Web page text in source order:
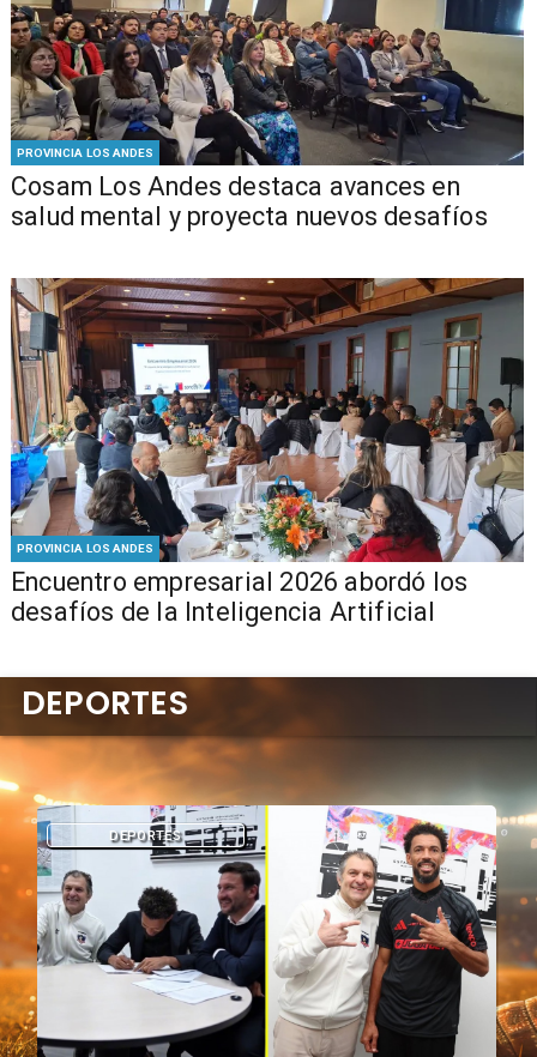
PROVINCIA LOS ANDES
Cosam Los Andes destaca avances en
salud mental y proyecta nuevos desafíos
PROVINCIA LOS ANDES
Encuentro empresarial 2026 abordó los
desafíos de la Inteligencia Artificial
DEPORTES
DEPORTES